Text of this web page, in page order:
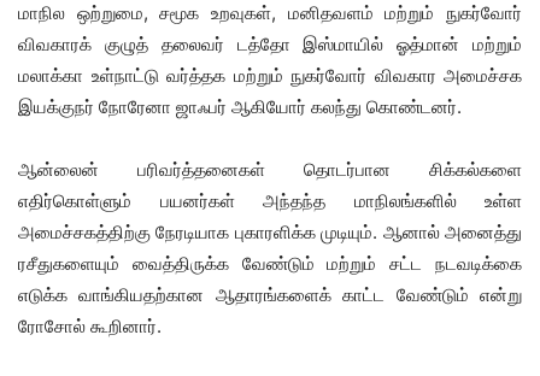
மாநில ஒற்றுமை, சமூக உறவுகள், மனிதவளம் மற்றும் நுகர்வோர்
விவகாரக் குழுத் தலைவர் டத்தோ இஸ்மாயில் ஓத்மான் மற்றும்
மலாக்கா உள்நாட்டு வர்த்தக மற்றும் நுகர்வோர் விவகார அமைச்சக
இயக்குநர் நோரேனா ஜாஃபர் ஆகியோர் கலந்து கொண்டனர்.
ஆன்லைன் பரிவர்த்தனைகள் தொடர்பான சிக்கல்களை
எதிர்கொள்ளும் பயனர்கள் அந்தந்த மாநிலங்களில் உள்ள
அமைச்சகத்திற்கு நேரடியாக புகாரளிக்க முடியும். ஆனால் அனைத்து
ரசீதுகளையும் வைத்திருக்க வேண்டும் மற்றும் சட்ட நடவடிக்கை
எடுக்க வாங்கியதற்கான ஆதாரங்களைக் காட்ட வேண்டும் என்று
ரோசோல் கூறினார்.